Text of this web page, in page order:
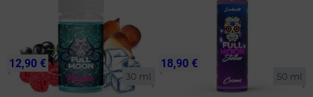
30 ml
12,90 €
50 ml
18,90 €